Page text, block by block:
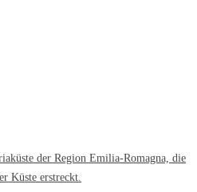
der Region Emilia-Romagna, die
Küste erstreckt.